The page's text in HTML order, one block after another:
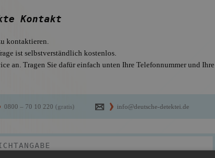
Kontakt
kontaktieren.
ist selbstverständlich kostenlos.
an. Tragen Sie dafür einfach unten Ihre Telefonnummer und Ihre
0800 – 70 10 220 (gratis) info@deutsche-detektei.de